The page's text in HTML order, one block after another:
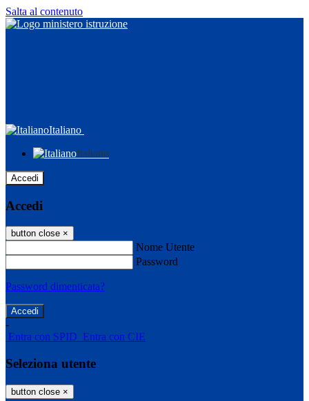
Salta al contenuto
Italiano
Italiano
Accedi
Accedi
button close ×
Nome Utente
Password
Password dimenticata?
-
Entra con SPID Entra con CIE
Seleziona utente
button close ×